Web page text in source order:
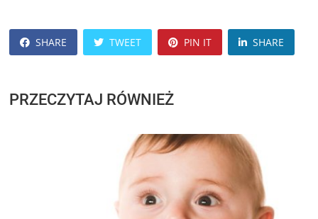
SHARE TWEET PIN IT SHARE
PRZECZYTAJ RÓWNIEŻ